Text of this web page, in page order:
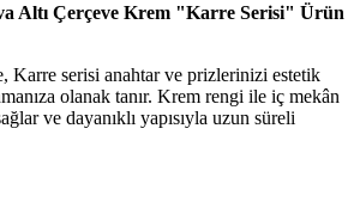
Altı Çerçeve Krem "Karre Serisi" Ürün
Karre serisi anahtar ve prizlerinizi estetik
olanak tanır. Krem rengi ile iç mekân
ve dayanıklı yapısıyla uzun süreli